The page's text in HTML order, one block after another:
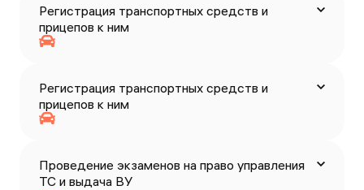
Регистрация транспортных средств и
прицепов к ним
Регистрация транспортных средств и
прицепов к ним
Проведение экзаменов на право управления
ТС и выдача ВУ